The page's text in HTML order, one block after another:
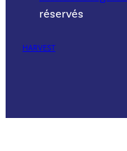
réservés
HARVEST